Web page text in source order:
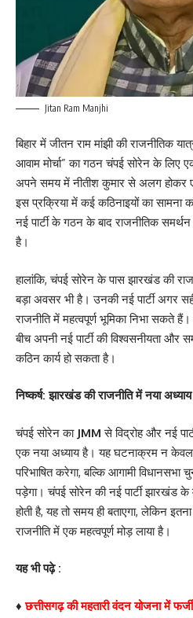
Jitan Ram Manjhi
बिहार में जीतन राम मांझी की राजनीतिक
आवाम मोर्चा” का गठन चंपई सोरेन के लिए
अपने समय में नीतीश कुमार से अलग होकर
इस प्रक्रिया में कई कठिनाइयों का सामना
नई पार्टी के गठन के बाद राजनीतिक
है।
हालांकि, चंपई सोरेन के पास झारखंड की
बड़ा अवसर भी है। उनकी नई पार्टी अगर
राजनीति में महत्वपूर्ण भूमिका निभा सकते
बीच अपनी नई पार्टी की विश्वसनीयता और
कठिन कार्य हो सकता है।
निष्कर्ष: झारखंड की राजनीति में नया अध्याय
चंपई सोरेन काJMM से विद्रोह और नई
एक नया अध्याय है। यह घटनाक्रम न केवल
परिभाषित करेगा, बल्कि आगामी विधानसभा
पड़ेगा। चंपई सोरेन की नई पार्टी झारखंड
होती है, यह तो समय ही बताएगा, लेकिन
राजनीति में एक महत्वपूर्ण मोड़ लाया है।
यह भी पढ़े :
♦छत्तीसगढ़ की महतारी वंदन योजना में